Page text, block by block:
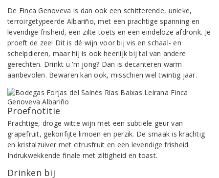
De Finca Genoveva is dan ook een schitterende, unieke,
terroirgetypeerde Albariño, met een prachtige spanning en
levendige frisheid, een zilte toets en een eindeloze afdronk. Je
proeft de zee! Dit is dé wijn voor bij vis en schaal- en
schelpdieren, maar hij is ook heerlijk bij tal van andere
gerechten. Drinkt u ‘m jong? Dan is decanteren warm
aanbevolen. Bewaren kan ook, misschien wel twintig jaar.
Proefnotitie
Prachtige, droge witte wijn met een subtiele geur van
grapefruit, gekonfijte limoen en perzik. De smaak is krachtig
en kristalzuiver met citrusfruit en een levendige frisheid.
Indrukwekkende finale met ziltigheid en toast.
Drinken bij